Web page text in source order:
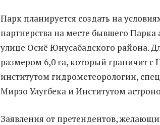
Парк планируется создать на
партнерства на месте бывшего
улице Осиё Юнусабадского района.
размером 6,0 га, который граничит с
институтом гидрометеорологии,
Мирзо Улугбека и Институтом
Заявления от претендентов,